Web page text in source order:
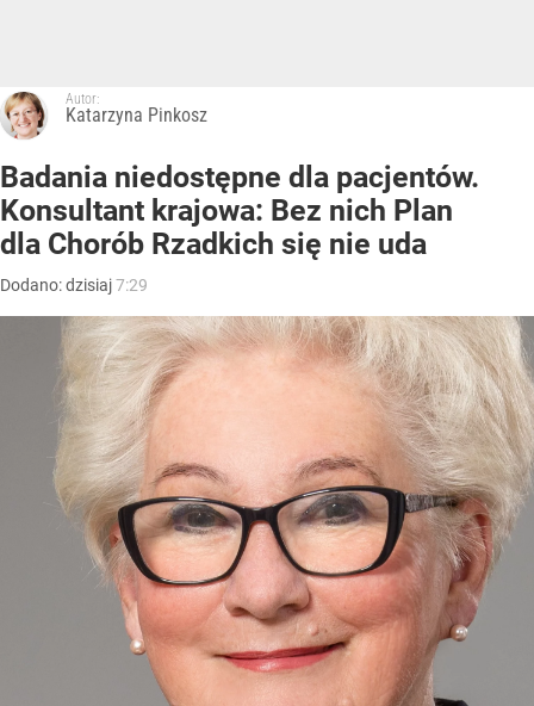
Autor:
Katarzyna Pinkosz
Badania niedostępne dla pacjentów.
Konsultant krajowa: Bez nich Plan
dla Chorób Rzadkich się nie uda
Dodano:dzisiaj7:29